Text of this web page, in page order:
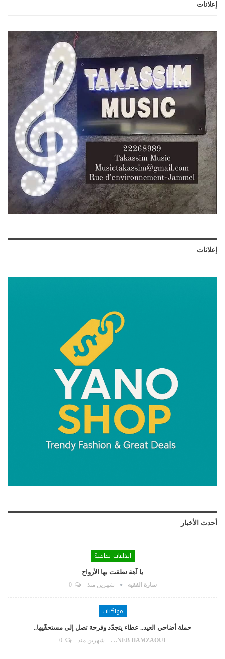
إعلانات
إعلانات
أحدث الأخبار
ابداعات ثقافية
يا آهة نطقت بها الأرواح
سارة الفقيه شهرين منذ 0
مواكبات
حملة أضاحي العيد.. عطاء يتجدّد وفرحة تصل إلى مستحقّيها..
ZAYNEB HAMZAOUI شهرين منذ